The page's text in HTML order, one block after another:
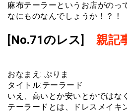
麻布テーラーというお店がのっ
なにものなんでしょうか！？！
[No.71のレス] 親記
おなまえ: ぷりま
タイトル:テーラード
いえ、高いとか安いとかではな
テーラードとは、ドレスメイキ